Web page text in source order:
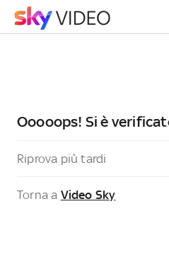
Ooooops! Si è
Riprova più tardi
Torna a Video Sky